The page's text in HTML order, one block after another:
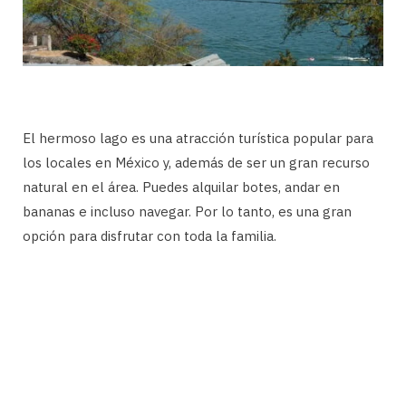
El hermoso lago es una atracción turística popular para
los locales en México y, además de ser un gran recurso
natural en el área. Puedes alquilar botes, andar en
bananas e incluso navegar. Por lo tanto, es una gran
opción para disfrutar con toda la familia.